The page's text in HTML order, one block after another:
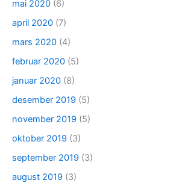
mai 2020 (6)
april 2020 (7)
mars 2020 (4)
februar 2020 (5)
januar 2020 (8)
desember 2019 (5)
november 2019 (5)
oktober 2019 (3)
september 2019 (3)
august 2019 (3)